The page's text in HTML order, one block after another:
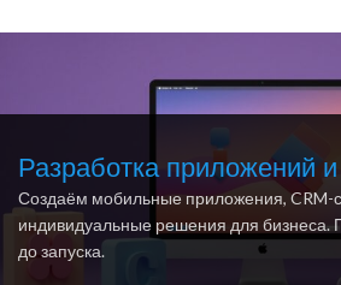
Разработка приложений
Создаём мобильные приложения, CRM-
индивидуальные решения для бизнеса.
до запуска.